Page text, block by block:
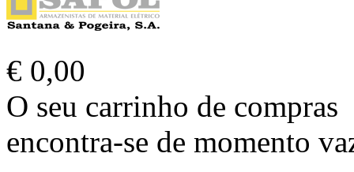
€ 0,00
O seu carrinho de compras
encontra-se de momento